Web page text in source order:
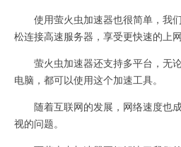
使用萤火虫加速器也很简单，我
松连接高速服务器，享受更快速的上网
萤火虫加速器还支持多平台，无论
电脑，都可以使用这个加速工具。
随着互联网的发展，网络速度也
视的问题。